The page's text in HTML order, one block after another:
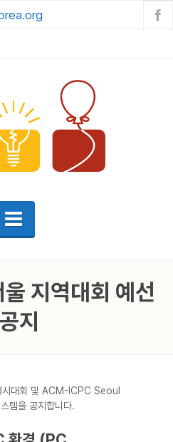
지역대회 예선
지
시대회 및 ACM-ICPC Seoul
템을 공지합니다.